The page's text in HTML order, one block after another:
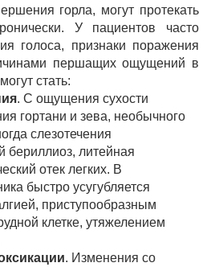
горла, могут протекать
У пациентов часто
голоса, признаки поражения
першащих ощущений в
стать:
. С ощущения сухости
гортани и зева, необычного
слезотечения
бериллиоз, литейная
отек легких. В
быстро усугубляется
приступообразным
клетке, утяжелением
. Изменения со